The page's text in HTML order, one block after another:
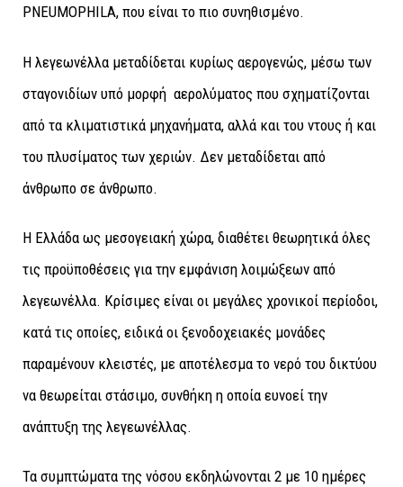
PNEUMOPHILA, που είναι το πιο συνηθισμένο.
Η λεγεωνέλλα μεταδίδεται κυρίως αερογενώς, μέσω των
σταγονιδίων υπό μορφή αερολύματος που σχηματίζονται
από τα κλιματιστικά μηχανήματα, αλλά και του ντους ή και
του πλυσίματος των χεριών. Δεν μεταδίδεται από
άνθρωπο σε άνθρωπο.
Η Ελλάδα ως μεσογειακή χώρα, διαθέτει θεωρητικά όλες
τις προϋποθέσεις για την εμφάνιση λοιμώξεων από
λεγεωνέλλα. Κρίσιμες είναι οι μεγάλες χρονικοί περίοδοι,
κατά τις οποίες, ειδικά οι ξενοδοχειακές μονάδες
παραμένουν κλειστές, με αποτέλεσμα το νερό του δικτύου
να θεωρείται στάσιμο, συνθήκη η οποία ευνοεί την
ανάπτυξη της λεγεωνέλλας.
Τα συμπτώματα της νόσου εκδηλώνονται 2 με 10 ημέρες